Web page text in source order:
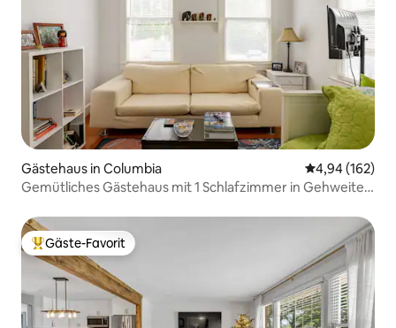
Gästehaus in Columbia
4,94 (162)
Gemütliches Gästehaus mit 1 Schlafzimmer in Gehweite
Beliebter Gäste-Favorit.
Gäste-Favorit